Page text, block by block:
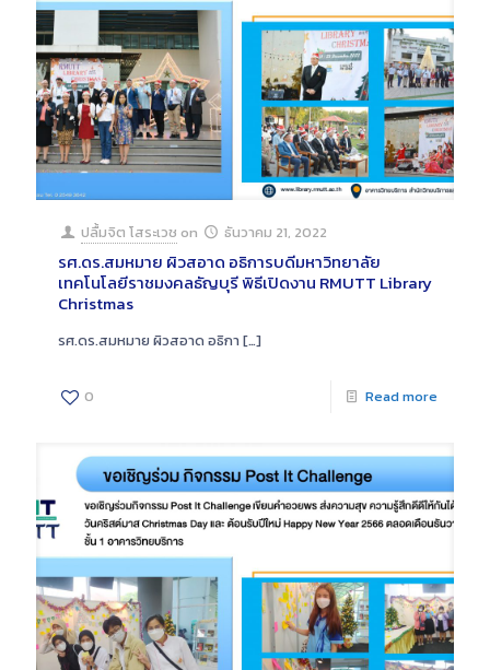
ปลื้มจิต โสระเวช on ธันวาคม 21, 2022
รศ.ดร.สมหมาย ผิวสอาด อธิการบดีมหาวิทยาลัย
เทคโนโลยีราชมงคลธัญบุรี พิธีเปิดงาน RMUTT Library
Christmas
รศ.ดร.สมหมาย ผิวสอาด อธิกา […]
0 Read more